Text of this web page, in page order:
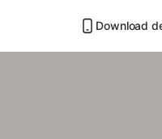
Download